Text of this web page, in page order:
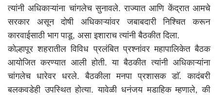
त्यांनी अधिकाऱ्यांना चांगलेच सुनावले. राज्यात आणि केंद्रात आमचे
सरकार असून दोषी अधिकाऱ्यांवर जबाबदारी निश्चित करून
कारवाईसाठी भाग पाडू, असा इशाराच त्यांनी बैठकीत दिला.
कोल्हापूर शहरातील विविध प्रलंबित प्रश्नांवर महापालिकेत बैठक
आयोजित करण्यात आली होती. या बैठकीत त्यांनी अधिकाऱ्यांना
चांगलेच धारेवर धरले. बैठकीला मनपा प्रशासक डाॅ. कादंबरी
बलकवडेही उपस्थित होत्या. यावेळी धनंजय मडाहिक म्हणाले, की